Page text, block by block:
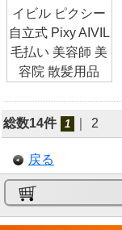
総数14件 1 2
戻る